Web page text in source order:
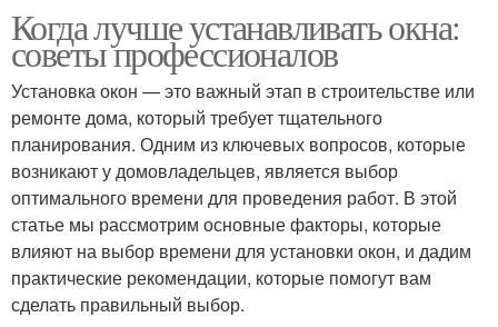
Когда лучше устанавливать окна:
советы профессионалов
Установка окон — это важный этап в строительстве или
ремонте дома, который требует тщательного
планирования. Одним из ключевых вопросов, которые
возникают у домовладельцев, является выбор
оптимального времени для проведения работ. В этой
статье мы рассмотрим основные факторы, которые
влияют на выбор времени для установки окон, и дадим
практические рекомендации, которые помогут вам
сделать правильный выбор.